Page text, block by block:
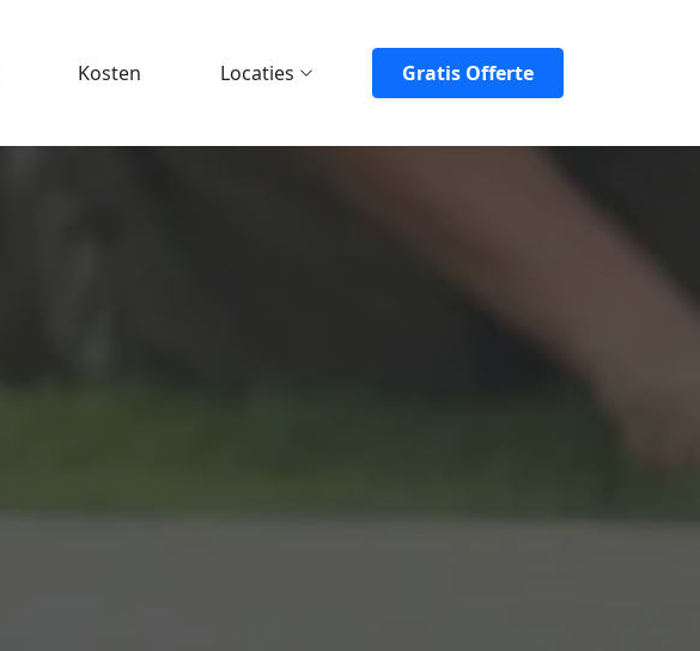
Kosten Locaties Gratis Offerte